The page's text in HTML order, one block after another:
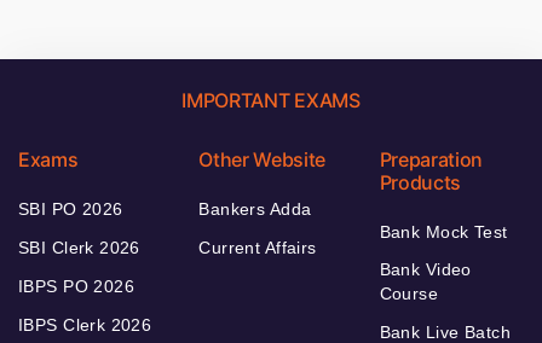
IMPORTANT EXAMS
Exams
SBI PO 2026
SBI Clerk 2026
IBPS PO 2026
IBPS Clerk 2026
Other Website
Bankers Adda
Current Affairs
Preparation
Products
Bank Mock Test
Bank Video
Course
Bank Live Batch